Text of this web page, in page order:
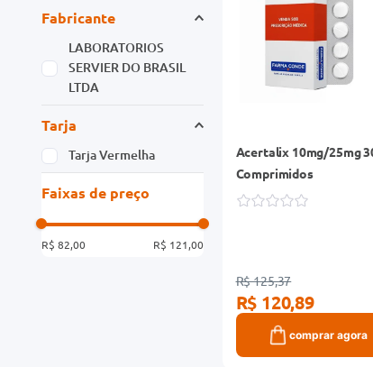
Fabricante
LABORATORIOS
SERVIER DO BRASIL
LTDA
Tarja
Tarja Vermelha
Faixas de preço
R$ 82,00 R$ 121,00
Acertalix 10mg/25mg
Comprimidos
R$ 125,37
R$ 120,89
comprar agora